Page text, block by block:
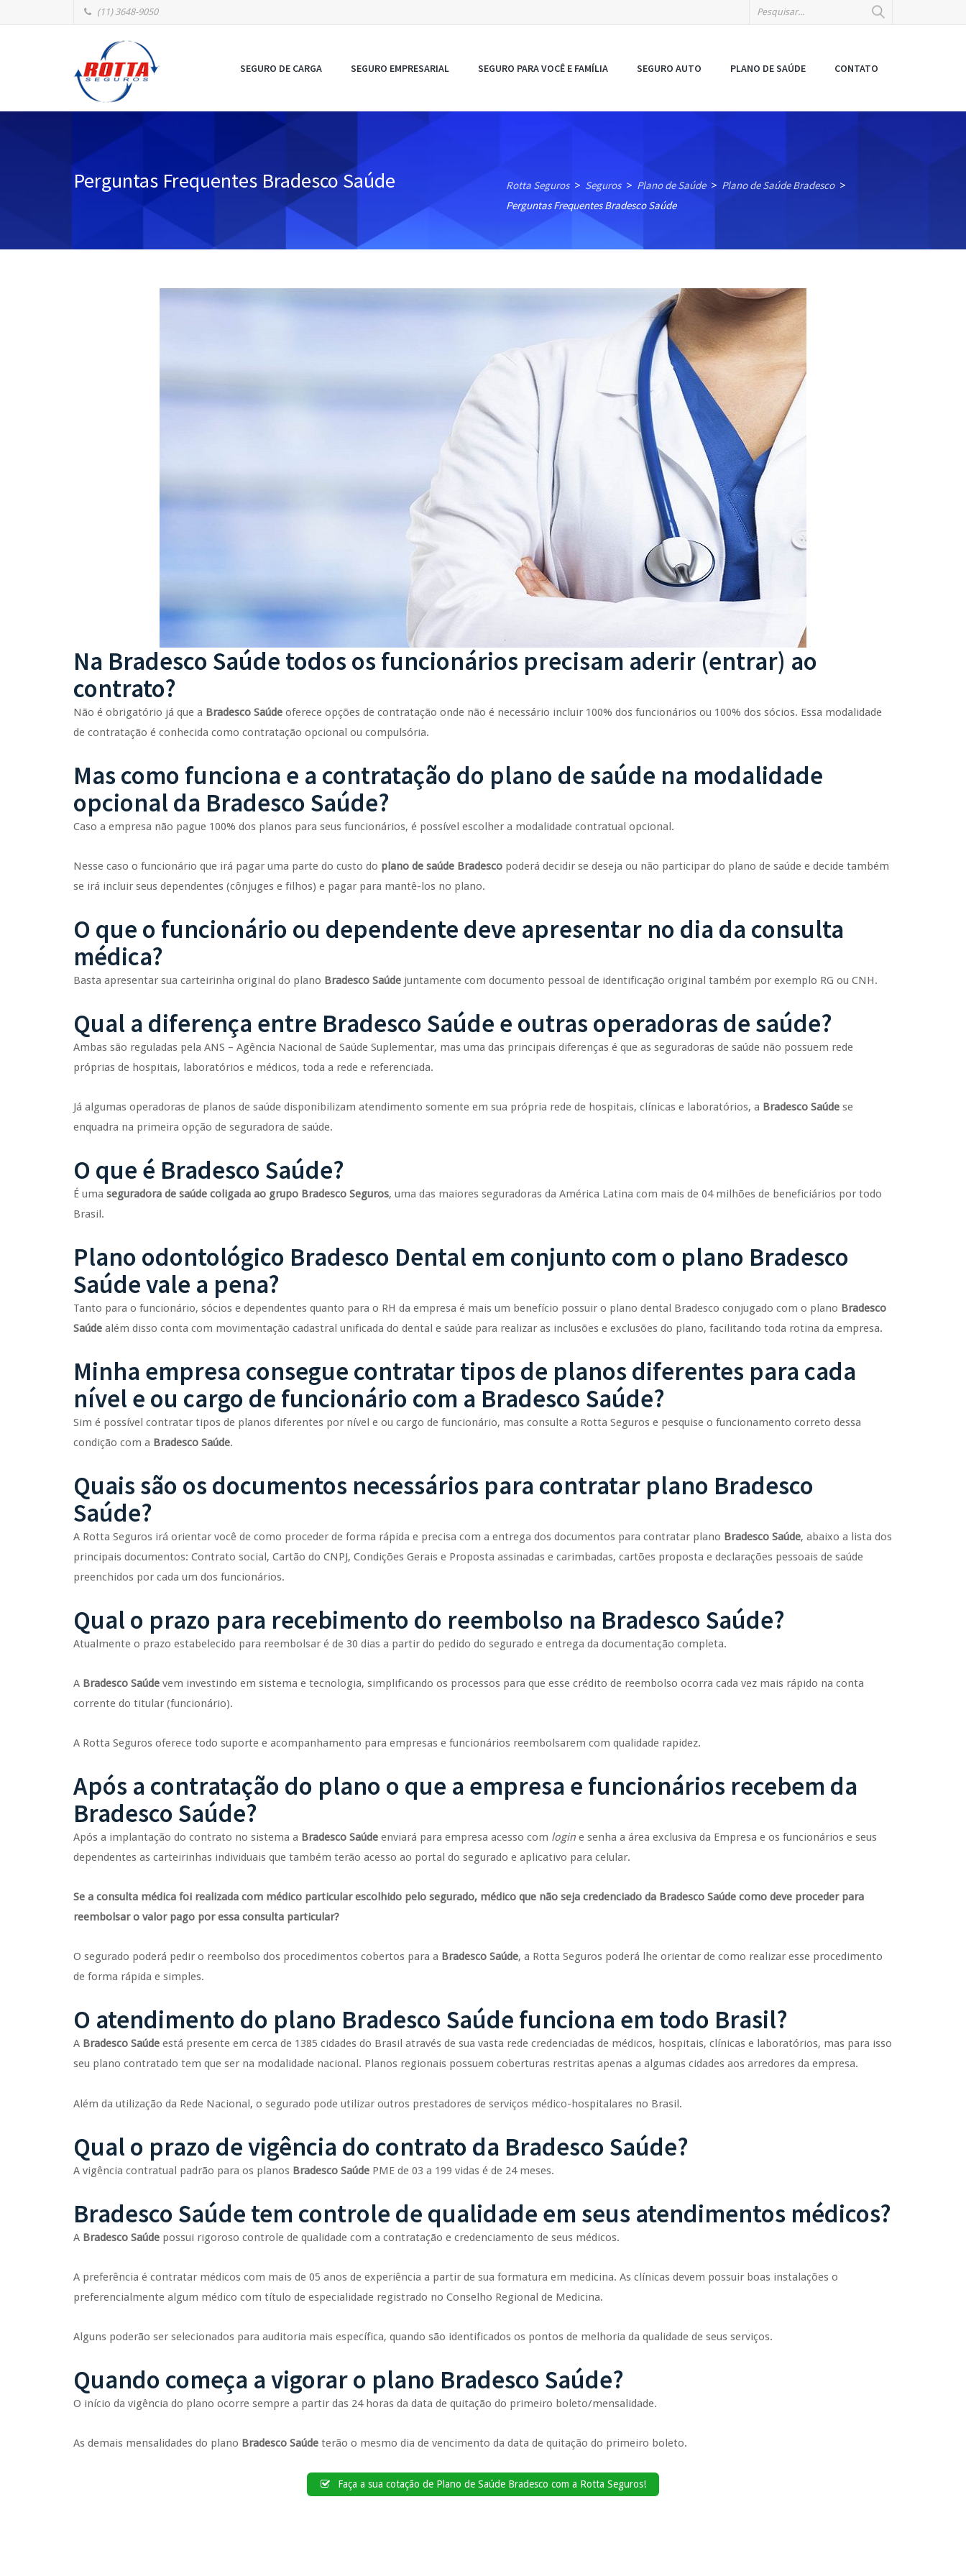
(11) 3648-9050
SEGURO DE CARGA SEGURO EMPRESARIAL SEGURO PARA VOCÊ E FAMÍLIA SEGURO AUTO PLANO DE SAÚDE CONTATO
Perguntas Frequentes Bradesco Saúde Rotta Seguros > Seguros > Plano de Saúde > Plano de Saúde Bradesco >
Perguntas Frequentes Bradesco Saúde
Na Bradesco Saúde todos os funcionários precisam aderir (entrar) ao
contrato?
Não é obrigatório já que a Bradesco Saúde oferece opções de contratação onde não é necessário incluir 100% dos funcionários ou 100% dos sócios. Essa modalidade
de contratação é conhecida como contratação opcional ou compulsória.
Mas como funciona e a contratação do plano de saúde na modalidade
opcional da Bradesco Saúde?
Caso a empresa não pague 100% dos planos para seus funcionários, é possível escolher a modalidade contratual opcional.
Nesse caso o funcionário que irá pagar uma parte do custo do plano de saúde Bradesco poderá decidir se deseja ou não participar do plano de saúde e decide também
se irá incluir seus dependentes (cônjuges e filhos) e pagar para mantê-los no plano.
O que o funcionário ou dependente deve apresentar no dia da consulta
médica?
Basta apresentar sua carteirinha original do plano Bradesco Saúde juntamente com documento pessoal de identificação original também por exemplo RG ou CNH.
Qual a diferença entre Bradesco Saúde e outras operadoras de saúde?
Ambas são reguladas pela ANS – Agência Nacional de Saúde Suplementar, mas uma das principais diferenças é que as seguradoras de saúde não possuem rede
próprias de hospitais, laboratórios e médicos, toda a rede e referenciada.
Já algumas operadoras de planos de saúde disponibilizam atendimento somente em sua própria rede de hospitais, clínicas e laboratórios, a Bradesco Saúde se
enquadra na primeira opção de seguradora de saúde.
O que é Bradesco Saúde?
É uma seguradora de saúde coligada ao grupo Bradesco Seguros, uma das maiores seguradoras da América Latina com mais de 04 milhões de beneficiários por todo
Brasil.
Plano odontológico Bradesco Dental em conjunto com o plano Bradesco
Saúde vale a pena?
Tanto para o funcionário, sócios e dependentes quanto para o RH da empresa é mais um benefício possuir o plano dental Bradesco conjugado com o plano Bradesco
Saúde além disso conta com movimentação cadastral unificada do dental e saúde para realizar as inclusões e exclusões do plano, facilitando toda rotina da empresa.
Minha empresa consegue contratar tipos de planos diferentes para cada
nível e ou cargo de funcionário com a Bradesco Saúde?
Sim é possível contratar tipos de planos diferentes por nível e ou cargo de funcionário, mas consulte a Rotta Seguros e pesquise o funcionamento correto dessa
condição com a Bradesco Saúde.
Quais são os documentos necessários para contratar plano Bradesco
Saúde?
A Rotta Seguros irá orientar você de como proceder de forma rápida e precisa com a entrega dos documentos para contratar plano Bradesco Saúde, abaixo a lista dos
principais documentos: Contrato social, Cartão do CNPJ, Condições Gerais e Proposta assinadas e carimbadas, cartões proposta e declarações pessoais de saúde
preenchidos por cada um dos funcionários.
Qual o prazo para recebimento do reembolso na Bradesco Saúde?
Atualmente o prazo estabelecido para reembolsar é de 30 dias a partir do pedido do segurado e entrega da documentação completa.
A Bradesco Saúde vem investindo em sistema e tecnologia, simplificando os processos para que esse crédito de reembolso ocorra cada vez mais rápido na conta
corrente do titular (funcionário).
A Rotta Seguros oferece todo suporte e acompanhamento para empresas e funcionários reembolsarem com qualidade rapidez.
Após a contratação do plano o que a empresa e funcionários recebem da
Bradesco Saúde?
Após a implantação do contrato no sistema a Bradesco Saúde enviará para empresa acesso com login e senha a área exclusiva da Empresa e os funcionários e seus
dependentes as carteirinhas individuais que também terão acesso ao portal do segurado e aplicativo para celular.
Se a consulta médica foi realizada com médico particular escolhido pelo segurado, médico que não seja credenciado da Bradesco Saúde como deve proceder para
reembolsar o valor pago por essa consulta particular?
O segurado poderá pedir o reembolso dos procedimentos cobertos para a Bradesco Saúde, a Rotta Seguros poderá lhe orientar de como realizar esse procedimento
de forma rápida e simples.
O atendimento do plano Bradesco Saúde funciona em todo Brasil?
A Bradesco Saúde está presente em cerca de 1385 cidades do Brasil através de sua vasta rede credenciadas de médicos, hospitais, clínicas e laboratórios, mas para isso
seu plano contratado tem que ser na modalidade nacional. Planos regionais possuem coberturas restritas apenas a algumas cidades aos arredores da empresa.
Além da utilização da Rede Nacional, o segurado pode utilizar outros prestadores de serviços médico-hospitalares no Brasil.
Qual o prazo de vigência do contrato da Bradesco Saúde?
A vigência contratual padrão para os planos Bradesco Saúde PME de 03 a 199 vidas é de 24 meses.
Bradesco Saúde tem controle de qualidade em seus atendimentos médicos?
A Bradesco Saúde possui rigoroso controle de qualidade com a contratação e credenciamento de seus médicos.
A preferência é contratar médicos com mais de 05 anos de experiência a partir de sua formatura em medicina. As clínicas devem possuir boas instalações o
preferencialmente algum médico com título de especialidade registrado no Conselho Regional de Medicina.
Alguns poderão ser selecionados para auditoria mais específica, quando são identificados os pontos de melhoria da qualidade de seus serviços.
Quando começa a vigorar o plano Bradesco Saúde?
O início da vigência do plano ocorre sempre a partir das 24 horas da data de quitação do primeiro boleto/mensalidade.
As demais mensalidades do plano Bradesco Saúde terão o mesmo dia de vencimento da data de quitação do primeiro boleto.
Faça a sua cotação de Plano de Saúde Bradesco com a Rotta Seguros!